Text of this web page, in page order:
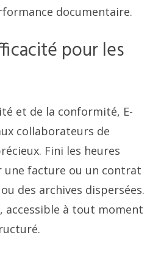
documentaire.
pour les
et de la conformité, E-
collaborateurs de
Fini les heures
une facture ou un contrat
des archives dispersées.
accessible à tout moment